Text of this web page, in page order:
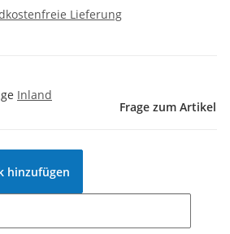
Lieferung
Inland
Frage zum Artikel
hinzufügen